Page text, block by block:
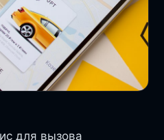
для вызова